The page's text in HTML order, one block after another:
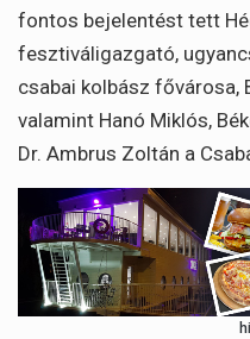
fontos bejelentést tett
fesztiváligazgató,
csabai kolbász fővárosa,
valamint Hanó Miklós,
Dr. Ambrus Zoltán a